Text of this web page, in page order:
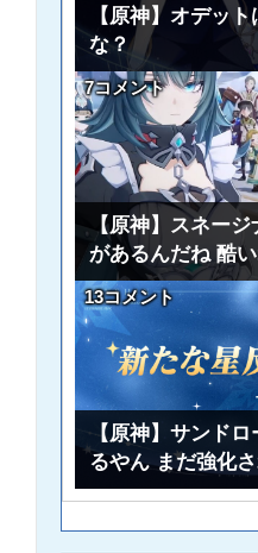
【原神】オデッ
な？
7コメント
【原神】スネー
があるんだね 酷
13コメント
【原神】サンドロ
るやん まだ強化